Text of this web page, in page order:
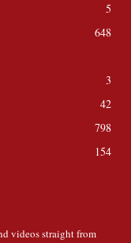
5
648
3
42
798
154
videos straight from